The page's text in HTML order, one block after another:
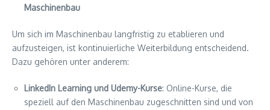
Maschinenbau
Um sich im Maschinenbau langfristig zu etablieren und
aufzusteigen, ist kontinuierliche Weiterbildung entscheidend.
Dazu gehören unter anderem:
LinkedIn Learning und Udemy-Kurse: Online-Kurse, die
speziell auf den Maschinenbau zugeschnitten sind und von